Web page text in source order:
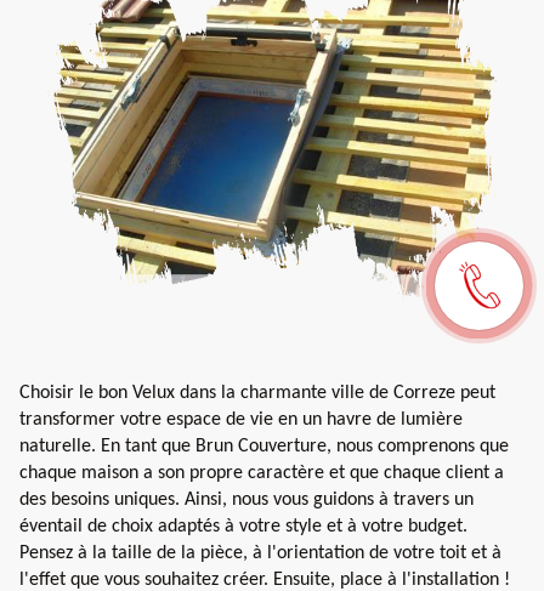
Choisir le bon Velux dans la charmante ville de Correze peut
transformer votre espace de vie en un havre de lumière
naturelle. En tant que Brun Couverture, nous comprenons que
chaque maison a son propre caractère et que chaque client a
des besoins uniques. Ainsi, nous vous guidons à travers un
éventail de choix adaptés à votre style et à votre budget.
Pensez à la taille de la pièce, à l'orientation de votre toit et à
l'effet que vous souhaitez créer. Ensuite, place à l'installation !